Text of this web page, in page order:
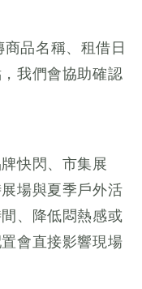
商品名稱、租借日
我們會協助確認
快閃、市集展
場與夏季戶外活
、降低悶熱感或
會直接影響現場